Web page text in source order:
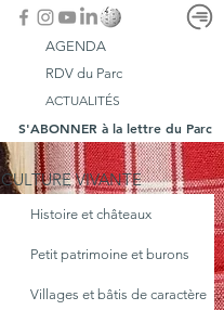
AGENDA
RDV du Parc
ACTUALITÉS
S'ABONNER à la lettre du Parc
CULTURE VIVANTE
Histoire et châteaux
Petit patrimoine et burons
Villages et bâtis de caractère